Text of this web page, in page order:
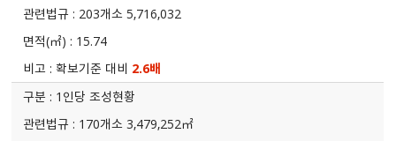
203개소 5,716,032
15.74
확보기준 대비 2.6배
1인당 조성현황
170개소 3,479,252㎡